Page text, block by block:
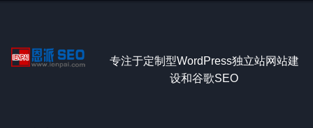
专注于定制型WordPress独立站网站建
设和谷歌SEO